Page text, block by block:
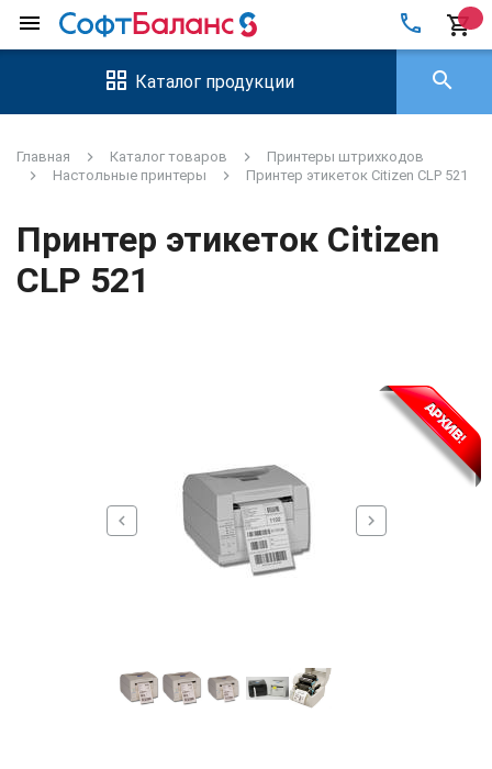
menu local_phone shopping_cart
Каталог продукции search
Главная Каталог товаров
Принтеры штрихкодов
Настольные принтеры
Принтер этикеток Citizen CLP 521
chevron_left chevron_right
Принтер этикеток Citizen
CLP 521